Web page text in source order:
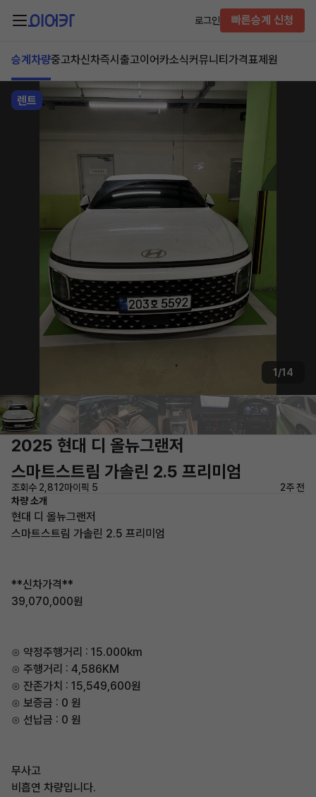
로그인 빠른승계 신청
승계차량중고차신차즉시출고이어카소식커뮤니티 가격표제원
렌트
1/14
2025 현대 디 올뉴그랜저
스마트스트림 가솔린 2.5 프리미엄
조회수 2,812마이픽 5
2주 전
차량 소개
현대 디 올뉴그랜저
스마트스트림 가솔린 2.5 프리미엄
**신차가격**
39,070,000원
⊙ 약정주행거리 : 15.000km
⊙ 주행거리 : 4,586KM
⊙ 잔존가치 : 15,549,600원
⊙ 보증금 : 0 원
⊙ 선납금 : 0 원
무사고
비흡연 차량입니다.